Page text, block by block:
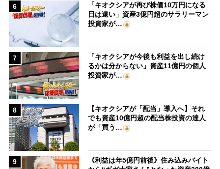
6
「キオクシアが再び株価10万円になる
日は遠い」資産3億円超のサラリーマン
投資家が…
7
「キオクシアが今後も利益を出し続け
るかは分からない」資産11億円の個人
投資家が…
8
【キオクシアが「配当」導入へ】それ
でも資産10億円超の配当株投資の達人
が「買う…
9
《利益は年5億円前後》住み込みバイト